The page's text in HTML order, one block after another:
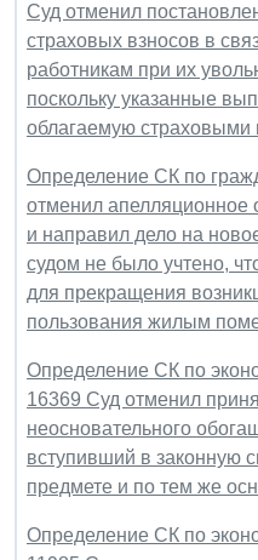
Суд отменил
страховых взносов в
работникам при их
поскольку указанные
облагаемую страховыми
Определение СК по
отменил апелляционное
и направил дело на
судом не было учтено,
для прекращения
пользования жилым
Определение СК по
16369 Суд отменил
неосновательного
вступивший в законную
предмете и по тем же
Определение СК по